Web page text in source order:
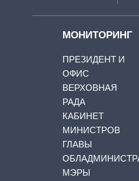
МОНИТОРИНГ
ПРЕЗИДЕНТ И
ОФИС
ВЕРХОВНАЯ
РАДА
КАБИНЕТ
МИНИСТРОВ
ГЛАВЫ
МЭРЫ